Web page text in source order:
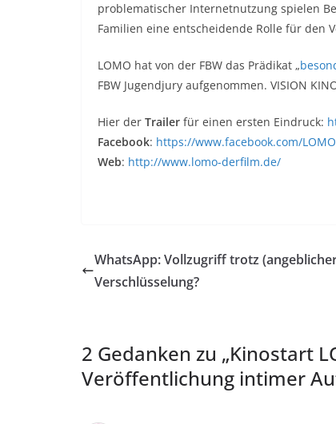
problematischer Internetnutzung spielen
Familien eine entscheidende Rolle für den
LOMO hat von der FBW das Prädikat „
FBW Jugendjury aufgenommen. VISION
Hier der Trailer für einen ersten Eindruck:
Facebook: https://www.facebook.com/
Web: http://www.lomo-derfilm.de/
WhatsApp: Vollzugriff trotz
Verschlüsselung?
2 Gedanken zu „Kinostart
Veröffentlichung intimer